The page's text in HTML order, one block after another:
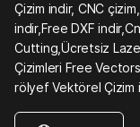
Çizim indir, CNC
indir,Free DXF
Cutting,Ücretsiz
Çizimleri Free
rölyef Vektörel Çizim